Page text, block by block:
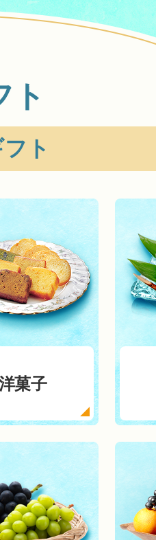
ト
ト
菓子